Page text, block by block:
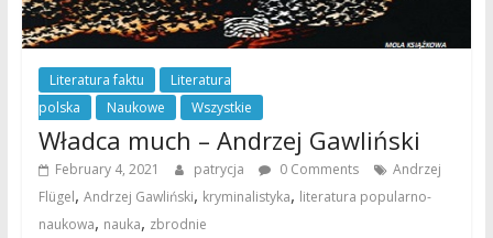
Literatura faktu
Literatura
polska
Naukowe Wszystkie
Władca much – Andrzej Gawliński
February 4, 2021 patrycja 0 Comments
Andrzej
Flügel, Andrzej Gawliński, kryminalistyka, literatura popularno-
naukowa, nauka, zbrodnie